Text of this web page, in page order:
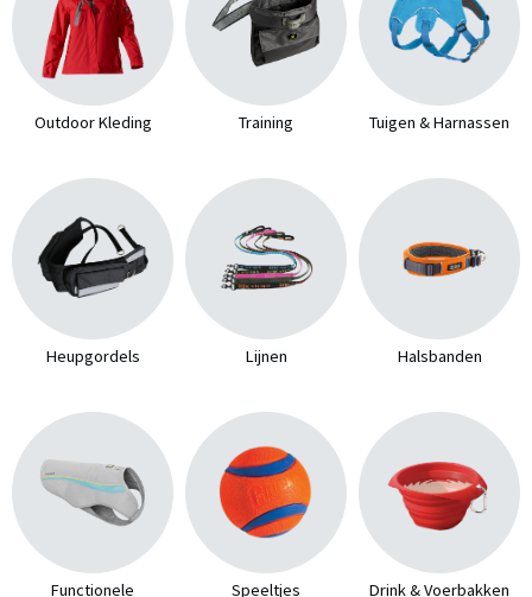
Outdoor Kleding Training Tuigen & Harnassen
Heupgordels Lijnen Halsbanden
Functionele
Speeltjes Drink & Voerbakken